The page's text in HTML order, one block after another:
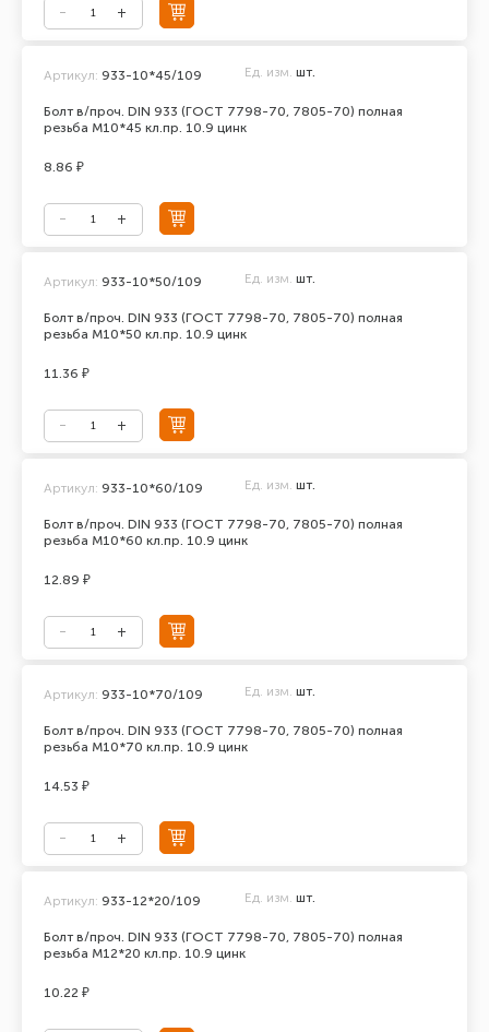
Болт в/проч. DIN 933 (ГОСТ 7798-70, 7805-70) полная
резьба М10*45 кл.пр. 10.9 цинк
Артикул: 933-10*45/109 Ед. изм. шт.
8.86 ₽
Болт в/проч. DIN 933 (ГОСТ 7798-70, 7805-70) полная
резьба М10*50 кл.пр. 10.9 цинк
Артикул: 933-10*50/109 Ед. изм. шт.
11.36 ₽
Болт в/проч. DIN 933 (ГОСТ 7798-70, 7805-70) полная
резьба М10*60 кл.пр. 10.9 цинк
Артикул: 933-10*60/109 Ед. изм. шт.
12.89 ₽
Болт в/проч. DIN 933 (ГОСТ 7798-70, 7805-70) полная
резьба М10*70 кл.пр. 10.9 цинк
Артикул: 933-10*70/109 Ед. изм. шт.
14.53 ₽
Болт в/проч. DIN 933 (ГОСТ 7798-70, 7805-70) полная
резьба М12*20 кл.пр. 10.9 цинк
Артикул: 933-12*20/109 Ед. изм. шт.
10.22 ₽